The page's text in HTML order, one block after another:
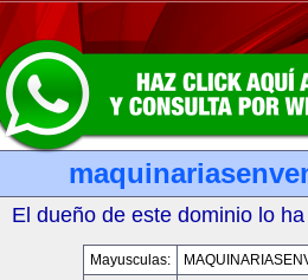
El dueño de este dominio lo
Mayusculas: